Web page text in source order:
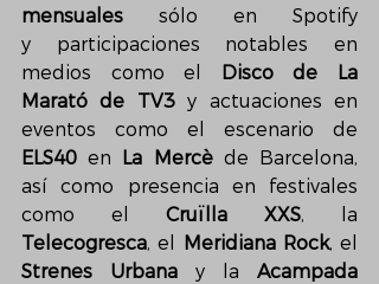
mensuales sólo en Spotify
y participaciones notables en
medios como el
Disco de La
Marató de TV3 y actuaciones en
ELS40 en La Mercè de Barcelona,
así como presencia en festivales
como el Cruïlla XXS
Telecogresca, el Meridiana Rock
Strenes Urbana y la Acampada